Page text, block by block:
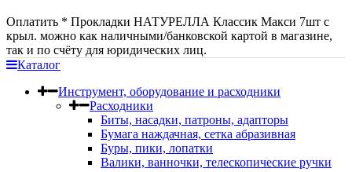
Оплатить * Прокладки НАТУРЕЛЛА Классик Макси 7шт с
крыл. можно как наличными/банковской картой в магазине,
так и по счёту для юридических лиц.
Каталог
Инструмент, оборудование и расходники
Расходники
Биты, насадки, патроны, адапторы
Бумага наждачная, сетка абразивная
Буры, пики, лопатки
Валики, ванночки, телескопические ручки